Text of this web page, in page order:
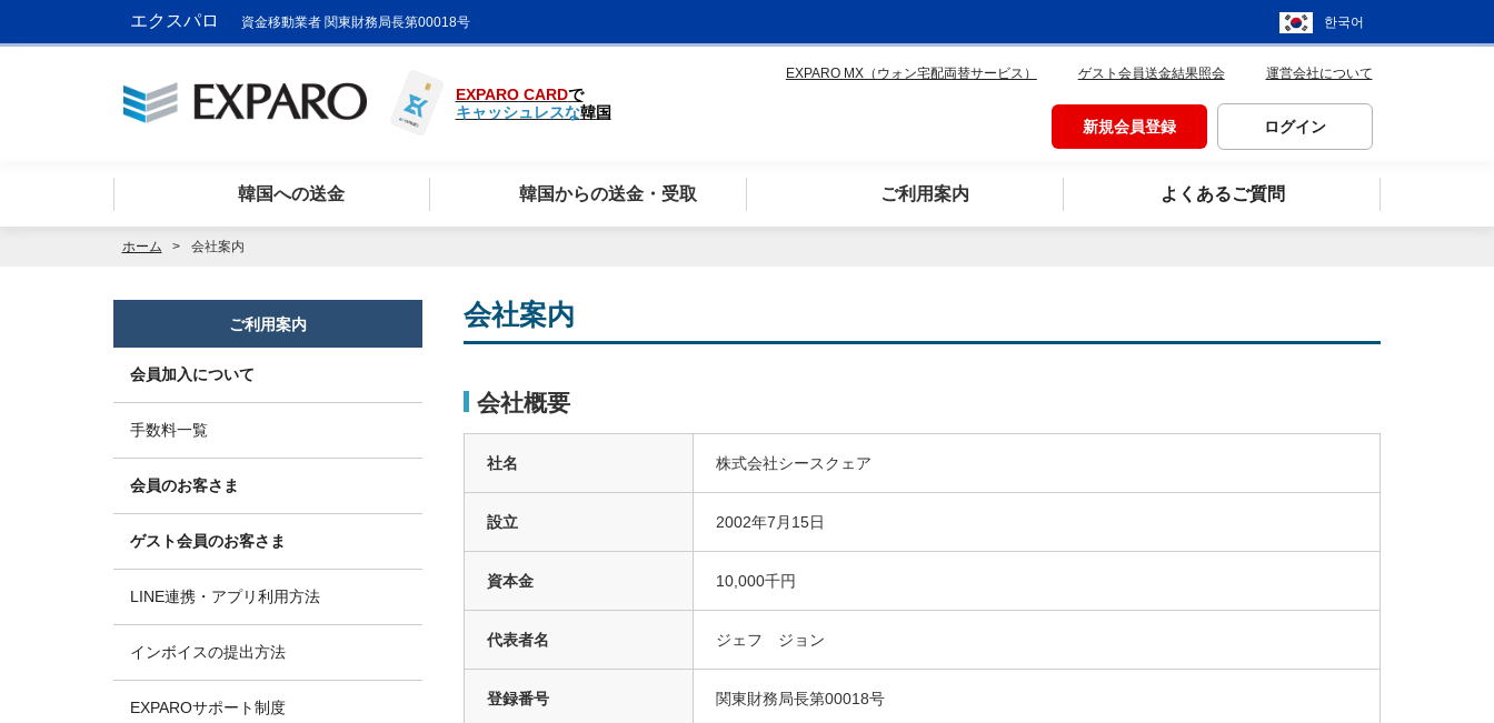
エクスパロ 資金移動業者 関東財務局長第00018号 한국어
EXPARO CARDで
キャッシュレスな韓国
EXPARO MX（ウォン宅配両替サービス） ゲスト会員送金結果照会 運営会社について
新規会員登録 ログイン
韓国への送金 韓国からの送金・受取 ご利用案内 よくあるご質問
ホーム 会社案内
会社案内
会社概要
社名 株式会社シースクェア
設立 2002年7月15日
資本金 10,000千円
代表者名 ジェフ ジョン
登録番号 関東財務局長第00018号
ご利用案内
会員加入について
手数料一覧
会員のお客さま
ゲスト会員のお客さま
LINE連携・アプリ利用方法
インボイスの提出方法
EXPAROサポート制度